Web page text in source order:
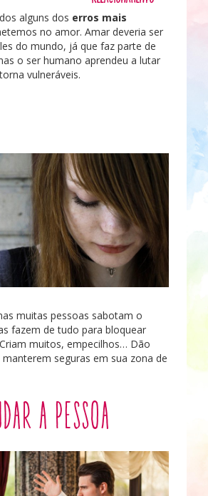
alguns dos erros mais
no amor. Amar deveria ser
do mundo, já que faz parte de
o ser humano aprendeu a lutar
vulneráveis.
muitas pessoas sabotam o
fazem de tudo para bloquear
muitos, empecilhos… Dão
seguras em sua zona de
a pessoa